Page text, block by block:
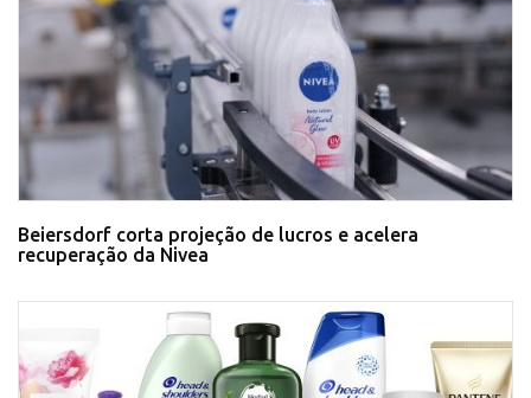
Beiersdorf corta projeção de lucros e acelera
recuperação da Nivea